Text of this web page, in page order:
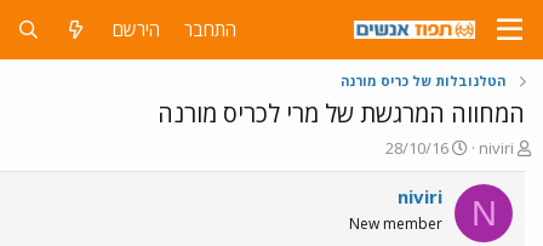
התחבר הירשם
הטלנובלות של כריס מורנה
המחווה המרגשת של מרי לכריס מורנה
פ
ו
ת
ח
ה
niviri
פ
ו
ר
28/10/16
N
niviri
New member